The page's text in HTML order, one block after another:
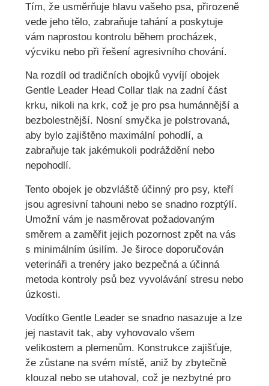
Tím, že usměrňuje hlavu vašeho psa, přirozeně
vede jeho tělo, zabraňuje tahání a poskytuje
vám naprostou kontrolu během procházek,
výcviku nebo při řešení agresivního chování.
Na rozdíl od tradičních obojků vyvíjí obojek
Gentle Leader Head Collar tlak na zadní část
krku, nikoli na krk, což je pro psa humánnější a
bezbolestnější. Nosní smyčka je polstrovaná,
aby bylo zajištěno maximální pohodlí, a
zabraňuje tak jakémukoli podráždění nebo
nepohodlí.
Tento obojek je obzvláště účinný pro psy, kteří
jsou agresivní tahouni nebo se snadno rozptýlí.
Umožní vám je nasměrovat požadovaným
směrem a zaměřit jejich pozornost zpět na vás
s minimálním úsilím. Je široce doporučován
veterináři a trenéry jako bezpečná a účinná
metoda kontroly psů bez vyvolávání stresu nebo
úzkosti.
Vodítko Gentle Leader se snadno nasazuje a lze
jej nastavit tak, aby vyhovovalo všem
velikostem a plemenům. Konstrukce zajišťuje,
že zůstane na svém místě, aniž by zbytečně
klouzal nebo se utahoval, což je nezbytné pro